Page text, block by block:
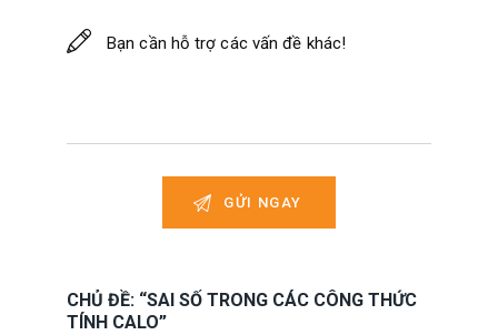
CHỦ ĐỀ: “SAI SỐ TRONG CÁC CÔNG THỨC
TÍNH CALO”